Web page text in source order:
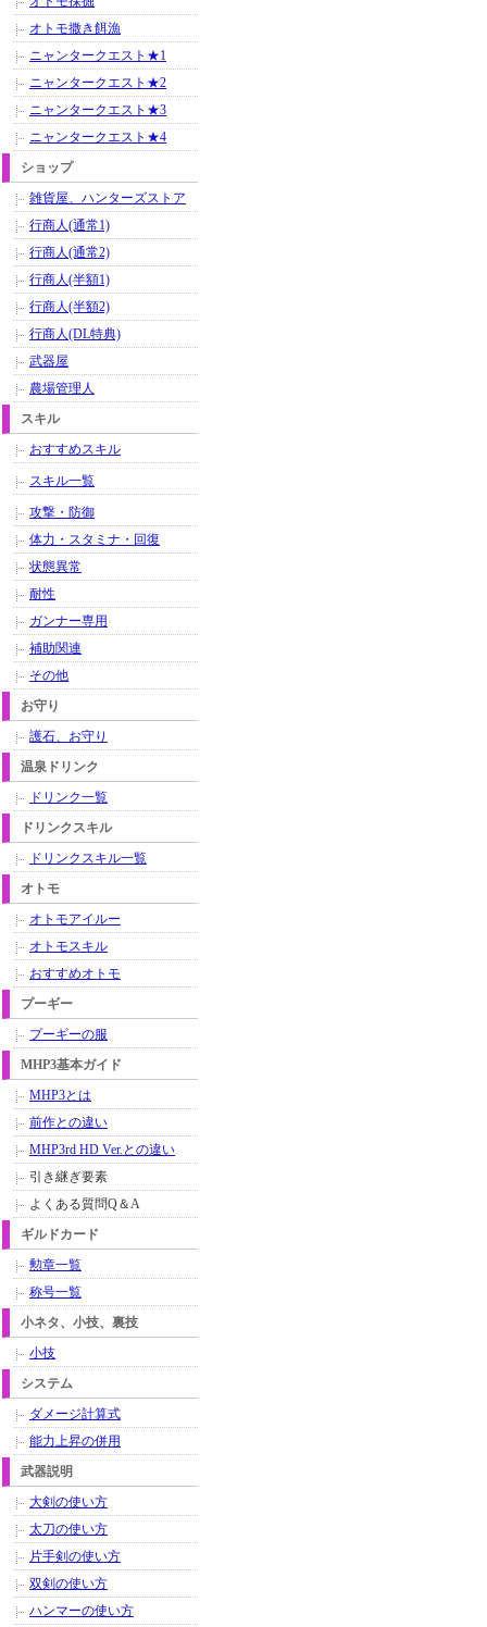
オトモ撒き餌漁
ニャンタークエスト★1
ニャンタークエスト★2
ニャンタークエスト★3
ニャンタークエスト★4
ショップ
雑貨屋、ハンターズストア
行商人(通常1)
行商人(通常2)
行商人(半額1)
行商人(半額2)
行商人(DL特典)
武器屋
農場管理人
スキル
おすすめスキル
スキル一覧
攻撃・防御
体力・スタミナ・回復
状態異常
耐性
ガンナー専用
補助関連
その他
お守り
護石、お守り
温泉ドリンク
ドリンク一覧
ドリンクスキル
ドリンクスキル一覧
オトモ
オトモアイルー
オトモスキル
おすすめオトモ
プーギー
プーギーの服
MHP3基本ガイド
MHP3とは
前作との違い
MHP3rd HD Ver.との違い
引き継ぎ要素
よくある質問Q＆A
ギルドカード
勲章一覧
称号一覧
小ネタ、小技、裏技
小技
システム
ダメージ計算式
能力上昇の併用
武器説明
大剣の使い方
太刀の使い方
片手剣の使い方
双剣の使い方
ハンマーの使い方